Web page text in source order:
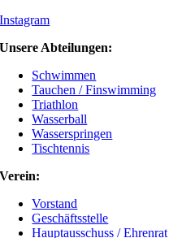
Instagram
Unsere Abteilungen:
Schwimmen
Tauchen / Finswimming
Triathlon
Wasserball
Wasserspringen
Tischtennis
Verein:
Vorstand
Geschäftsstelle
Hauptausschuss / Ehrenrat